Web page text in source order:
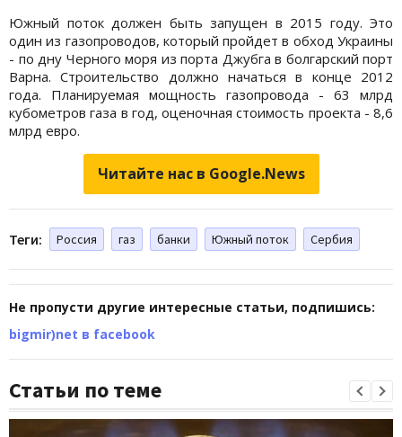
Южный поток должен быть запущен в 2015 году. Это
один из газопроводов, который пройдет в обход Украины
- по дну Черного моря из порта Джубга в болгарский порт
Варна. Строительство должно начаться в конце 2012
года. Планируемая мощность газопровода - 63 млрд
кубометров газа в год, оценочная стоимость проекта - 8,6
млрд евро.
Читайте нас в Google.News
Теги: Россия газ банки Южный поток Сербия
Не пропусти другие интересные статьи, подпишись:
bigmir)net в facebook
Статьи по теме